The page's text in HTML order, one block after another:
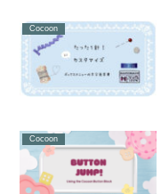
Cocoon
Cocoon